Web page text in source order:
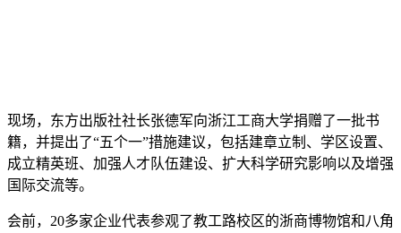
现场，东方出版社社长张德军向浙江工商大学捐赠了一批书
籍，并提出了“五个一”措施建议，包括建章立制、学区设置、
成立精英班、加强人才队伍建设、扩大科学研究影响以及增强
国际交流等。
会前，20多家企业代表参观了教工路校区的浙商博物馆和八角